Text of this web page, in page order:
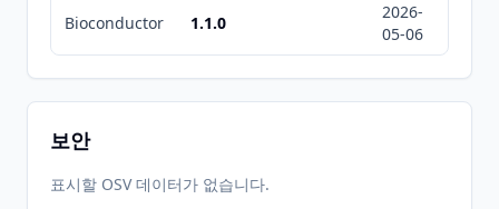
Bioconductor 1.1.0
2026-
05-06
보안
표시할 OSV 데이터가 없습니다.